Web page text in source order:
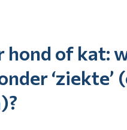
hond of kat:
‘ziekte’